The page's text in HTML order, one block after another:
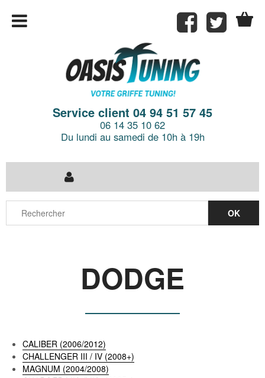
Service client 04 94 51 57 45
06 14 35 10 62
Du lundi au samedi de 10h à 19h
DODGE
CALIBER (2006/2012)
CHALLENGER III / IV (2008+)
MAGNUM (2004/2008)